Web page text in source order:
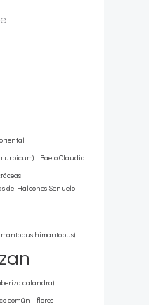
urbicum)
Baelo Claudia
de Halcones Señuelo
himantopus)
calandra)
común
flores